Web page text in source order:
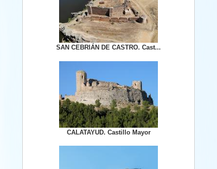
SAN CEBRIÁN DE CASTRO. Cast...
CALATAYUD. Castillo Mayor